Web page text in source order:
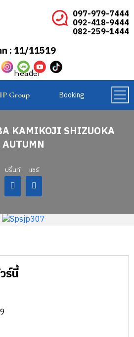
097-979-7444
092-418-9444
082-259-1444
: 11/11519
Group Booking
KAMIKOJI SHIZUOKA
AUTUMN
ร์นี้